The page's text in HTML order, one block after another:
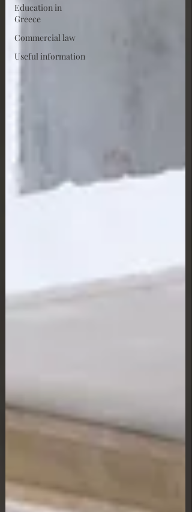
Education in
Greece
Commercial law
Useful information